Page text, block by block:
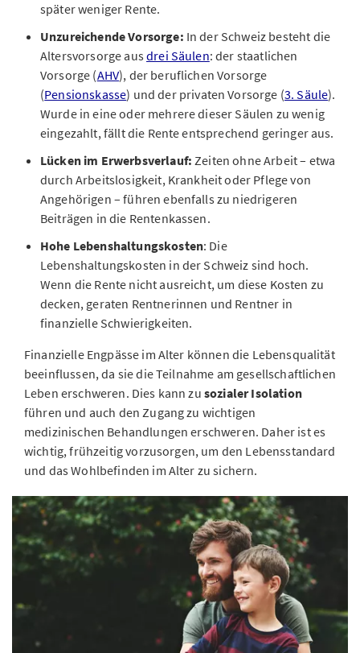
später weniger Rente.
Unzureichende Vorsorge: In der Schweiz besteht die
Altersvorsorge ausdrei Säulen: der staatlichen
Vorsorge (AHV), der beruflichen Vorsorge
(Pensionskasse) und der privaten Vorsorge (3. Säule).
Wurde in eine oder mehrere dieser Säulen zu wenig
eingezahlt, fällt die Rente entsprechend geringer aus.
Lücken im Erwerbsverlauf: Zeiten ohne Arbeit – etwa
durch Arbeitslosigkeit, Krankheit oder Pflege von
Angehörigen – führen ebenfalls zu niedrigeren
Beiträgen in die Rentenkassen.
Hohe Lebenshaltungskosten: Die
Lebenshaltungskosten in der Schweiz sind hoch.
Wenn die Rente nicht ausreicht, um diese Kosten zu
decken, geraten Rentnerinnen und Rentner in
finanzielle Schwierigkeiten.
Finanzielle Engpässe im Alter können die Lebensqualität
beeinflussen, da sie die Teilnahme am gesellschaftlichen
Leben erschweren. Dies kann zu sozialer Isolation
führen und auch den Zugang zu wichtigen
medizinischen Behandlungen erschweren. Daher ist es
wichtig, frühzeitig vorzusorgen, um den Lebensstandard
und das Wohlbefinden im Alter zu sichern.